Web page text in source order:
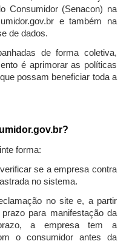
Consumidor (Senacon) na
e também na
de dados.
de forma coletiva,
é aprimorar as políticas
possam beneficiar toda a
forma:
se a empresa contra
no sistema.
no site e, a partir
para manifestação da
a empresa tem a
o consumidor antes da